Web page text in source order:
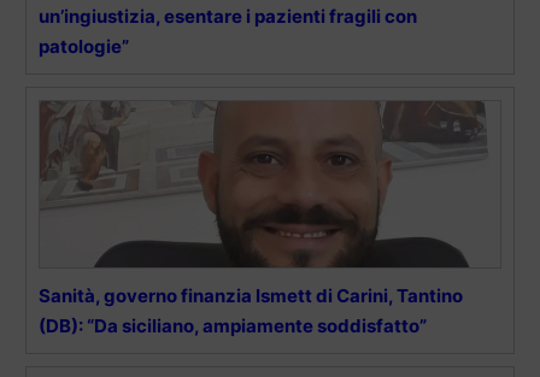
un’ingiustizia, esentare i pazienti fragili con
patologie”
Sanità, governo finanzia Ismett di Carini, Tantino
(DB): “Da siciliano, ampiamente soddisfatto”